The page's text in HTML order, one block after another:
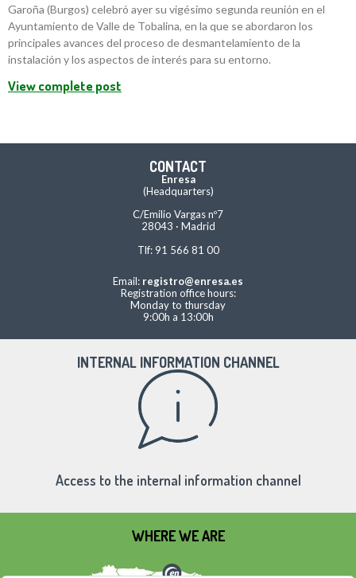
Garoña (Burgos) celebró ayer su vigésimo segunda reunión en el
Ayuntamiento de Valle de Tobalina, en la que se abordaron los
principales avances del proceso de desmantelamiento de la
instalación y los aspectos de interés para su entorno.
View complete post
CONTACT
Enresa
(Headquarters)
C/Emilio Vargas nº7
28043 · Madrid
Tlf: 91 566 81 00
Email: registro@enresa.es
Registration office hours:
Monday to thursday
9:00h a 13:00h
INTERNAL INFORMATION CHANNEL
Access to the internal information channel
WHERE WE ARE